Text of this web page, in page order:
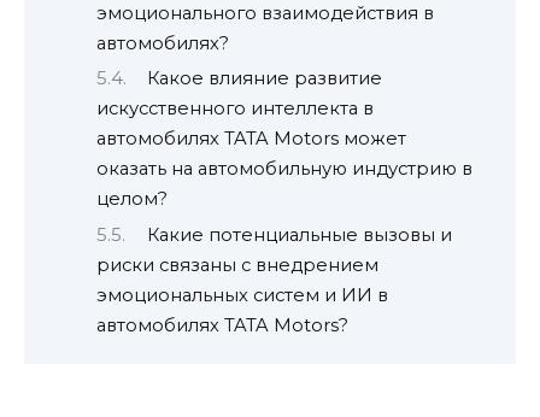
эмоционального взаимодействия в
автомобилях?
Какое влияние развитие
искусственного интеллекта в
автомобилях TATA Motors может
оказать на автомобильную индустрию в
целом?
Какие потенциальные вызовы и
риски связаны с внедрением
эмоциональных систем и ИИ в
автомобилях TATA Motors?